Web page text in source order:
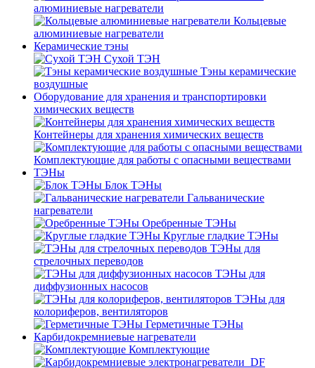
алюминиевые нагреватели
Кольцевые
алюминиевые нагреватели
Керамические тэны
Сухой ТЭН
Тэны керамические
воздушные
Оборудование для хранения и транспортировки
химических веществ
Контейнеры для хранения химических веществ
Комплектующие для работы с опасными веществами
ТЭНы
Блок ТЭНы
Гальванические
нагреватели
Оребренные ТЭНы
Круглые гладкие ТЭНы
ТЭНы для
стрелочных переводов
ТЭНы для
диффузионных насосов
ТЭНы для
колориферов, вентиляторов
Герметичные ТЭНы
Карбидокремниевые нагреватели
Комплектующие